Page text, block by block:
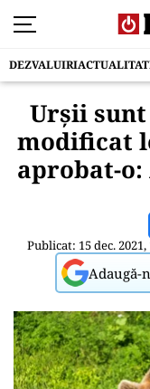
DEZVALUIRI
Urșii
modificat
aprobat-o:
Publicat: 15 dec. 2021,
Adaugă-